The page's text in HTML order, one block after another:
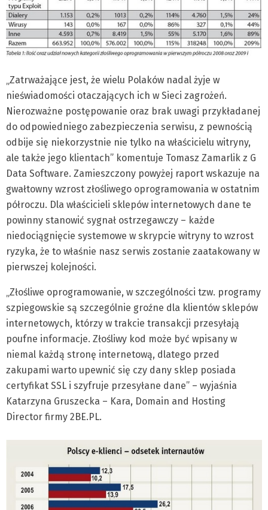
„Zatrważające jest, że wielu Polaków nadal żyje w
nieświadomości otaczających ich w Sieci zagrożeń.
Nierozważne postępowanie oraz brak uwagi przykładanej
do odpowiedniego zabezpieczenia serwisu, z pewnością
odbije się niekorzystnie nie tylko na właścicielu witryny,
ale także jego klientach” komentuje Tomasz Zamarlik z G
Data Software. Zamieszczony powyżej raport wskazuje na
gwałtowny wzrost złośliwego oprogramowania w ostatnim
półroczu. Dla właścicieli sklepów internetowych dane te
powinny stanowić sygnał ostrzegawczy – każde
niedociągnięcie systemowe w skrypcie witryny to wzrost
ryzyka, że to właśnie nasz serwis zostanie zaatakowany w
pierwszej kolejności.
„Złośliwe oprogramowanie, w szczególności tzw. programy
szpiegowskie są szczególnie groźne dla klientów sklepów
internetowych, którzy w trakcie transakcji przesyłają
poufne informacje. Złośliwy kod może być wpisany w
niemal każdą stronę internetową, dlatego przed
zakupami warto upewnić się czy dany sklep posiada
certyfikat SSL i szyfruje przesyłane dane” – wyjaśnia
Katarzyna Gruszecka – Kara, Domain and Hosting
Director firmy 2BE.PL.